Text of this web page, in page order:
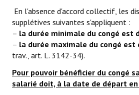
Rejoignez Nous !
La CFTC Chez SCALIAN
> La Team en action
CONTACT
En l'absence d'accord collectif, les
supplétives suivantes s'appliquent :
– la durée minimale du congé est
– la durée maximale du congé est
trav., art. L. 3142-34).
Pour pouvoir bénéficier du congé
salarié doit, à la date de départ en